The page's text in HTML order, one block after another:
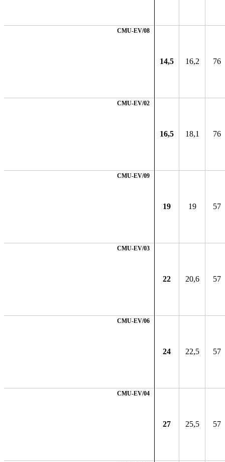
CMU-EV/08
14,5 16,2 76
CMU-EV/02
16,5 18,1 76
CMU-EV/09
19 19 57
CMU-EV/03
22 20,6 57
CMU-EV/06
24 22,5 57
CMU-EV/04
27 25,5 57